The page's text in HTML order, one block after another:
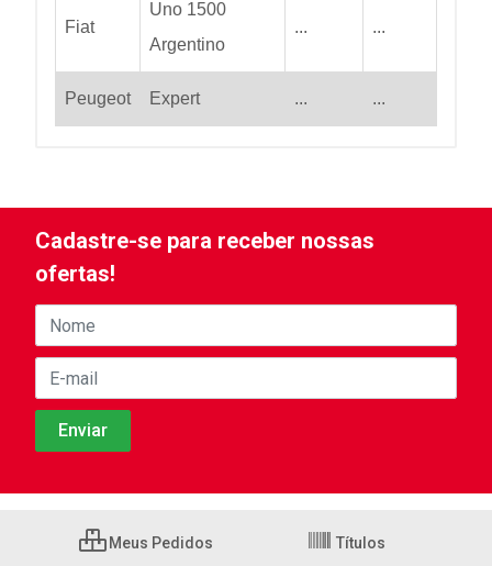
Fiat
Uno 1500
Argentino
... ...
Peugeot Expert ... ...
Cadastre-se para receber nossas
ofertas!
Meus Pedidos Títulos